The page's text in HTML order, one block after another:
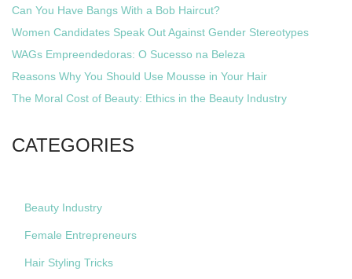
Can You Have Bangs With a Bob Haircut?
Women Candidates Speak Out Against Gender Stereotypes
WAGs Empreendedoras: O Sucesso na Beleza
Reasons Why You Should Use Mousse in Your Hair
The Moral Cost of Beauty: Ethics in the Beauty Industry
CATEGORIES
Beauty Industry
Female Entrepreneurs
Hair Styling Tricks